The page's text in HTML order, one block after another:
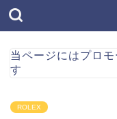
当ページにはプロ
す
ROLEX